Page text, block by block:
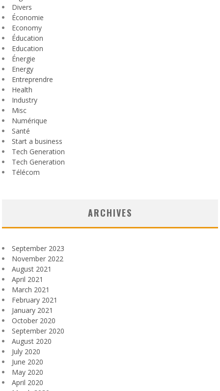
Divers
Économie
Economy
Éducation
Education
Énergie
Energy
Entreprendre
Health
Industry
Misc
Numérique
Santé
Start a business
Tech Generation
Tech Generation
Télécom
ARCHIVES
September 2023
November 2022
August 2021
April 2021
March 2021
February 2021
January 2021
October 2020
September 2020
August 2020
July 2020
June 2020
May 2020
April 2020